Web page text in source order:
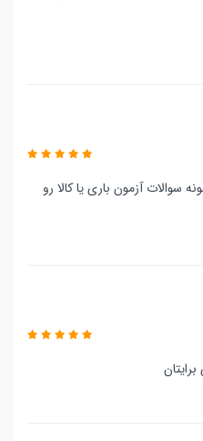
سوالات آزمون باری یا کالا رو